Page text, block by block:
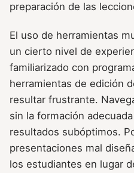
preparación de las
El uso de herramientas
un cierto nivel de
familiarizado con
herramientas de edición
resultar frustrante.
sin la formación
resultados subóptimos.
presentaciones mal
los estudiantes en lugar